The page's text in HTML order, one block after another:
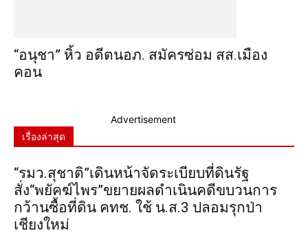
“อนุชา” หิ้ว อดีตนอภ. สมัครซ่อม สส.เมือง
คอน
Advertisement
เรื่องล่าสุด
“รมว.สุชาติ”เดินหน้าจัดระเบียบที่ดินรัฐ
สั่ง“พยัคฆ์ไพร”ขยายผลดำเนินคดีขบวนการ
กว้านซื้อที่ดิน คทช. ใช้ น.ส.3 ปลอมรุกป่า
เชียงใหม่